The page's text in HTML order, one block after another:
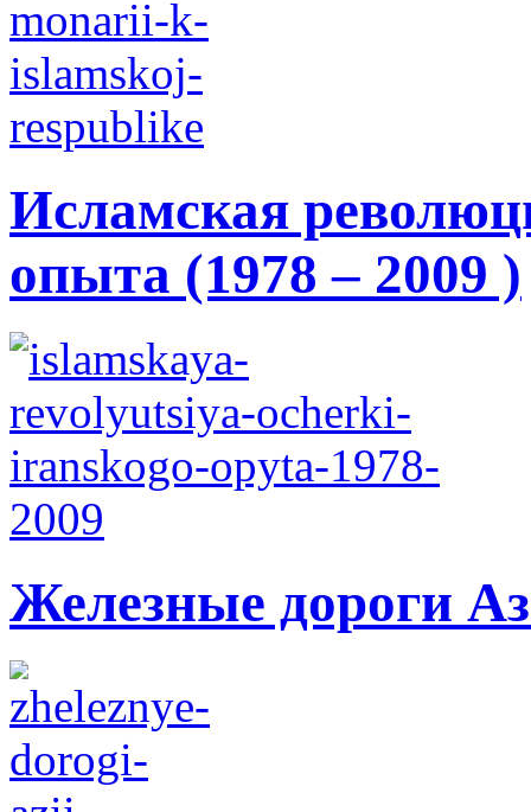
Исламская
опыта (1978 – 2009 )
Железные дороги